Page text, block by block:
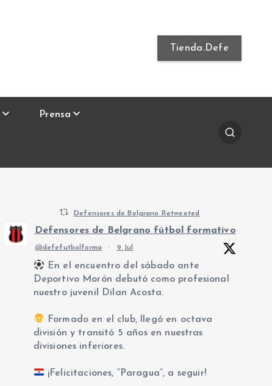
Tienda.Defe
Prensa
Defensores de Belgrano Retweeted
Defensores de Belgrano fútbol formativo
@defefutbolforma · 9 Jul
En el encuentro del sábado ante
Deportivo Morón debutó como profesional
nuestro juvenil Dilan Acosta.
Formado en el club, llegó en octava
división y transitó 5 años en nuestras
divisiones inferiores.
¡Felicitaciones, “Paragua”, a seguir!